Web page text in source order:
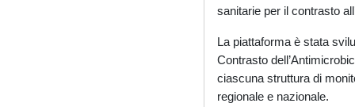
sanitarie per il contrasto
La piattaforma è stata
Contrasto
ciascuna struttura di
regionale e nazionale.